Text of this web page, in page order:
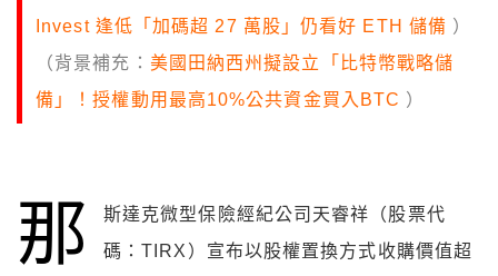
Invest 逢低「加碼超 27 萬股」仍看好 ETH 儲備 ）
（背景補充： 美國田納西州擬設立「比特幣戰略儲
備」！授權動用最高10%公共資金買入BTC ）
那
斯達克微型保險經紀公司天睿祥（股票代
碼：TIRX）宣布以股權置換方式收購價值超